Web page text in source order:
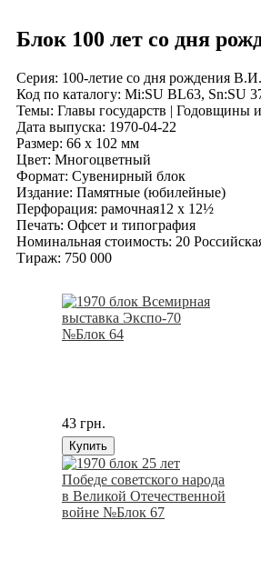
Блок 100 лет со дня
Серия: 100-летие со дня рождения
Код по каталогy: Mi:SU BL63, Sn:SU
Темы: Главы государств |
Дата выпуска: 1970-04-22
Размер: 66 x 102 мм
Цвет: Многоцветный
Формат: Сувенирный блок
Издание: Памятные (юбилейные)
Перфорация: рамочная12 x 12½
Печать: Офсет и типография
Номинальная стоимость: 20
Тираж: 750 000
43 грн.
Купить